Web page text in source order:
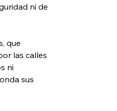
ni de
que
las calles
ni
sus